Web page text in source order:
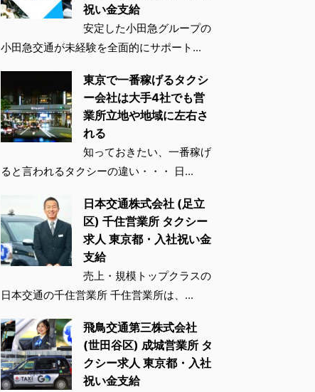
祝い金支給
安定した小田急グループの
小田急交通が未経験を全面的にサポート...
東京で一番稼げるタクシ
ー会社は大手4社でも営
業所立地や地域に左右さ
れる
知っておきたい、一番稼げ
ると言われるタクシーの違い・・・ 日...
日本交通株式会社 (足立
区) 千住営業所 タクシー
求人 東京都・入社祝い金
支給
売上・規模トップクラスの
日本交通の千住営業所 千住営業所は、...
飛鳥交通第三株式会社
(世田谷区) 成城営業所 タ
クシー求人 東京都・入社
祝い金支給